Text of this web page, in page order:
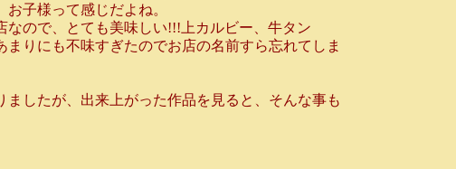
子様って感じだよね。
ので、とても美味しい!!!上カルビー、牛タン
りにも不味すぎたのでお店の名前すら忘れてしま
したが、出来上がった作品を見ると、そんな事も